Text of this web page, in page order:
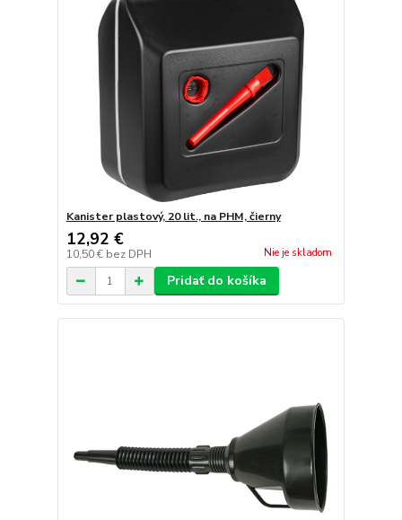
Kanister plastový, 20 lit., na PHM, čierny
12,92 €
10,50 € bez DPH Nie je skladom
Pridať do košíka